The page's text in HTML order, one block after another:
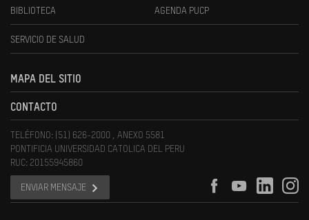
BIBLIOTECA AGENDA PUCP
SERVICIO DE SALUD
MAPA DEL SITIO
CONTACTO
TELÉFONO: (51) 626-2000 , ANEXO 5581
PONTIFICIA UNIVERSIDAD CATOLICA DEL PERU
RUC: 20155945860
ENVIAR MENSAJE